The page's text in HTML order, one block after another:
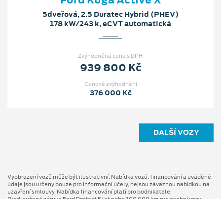
5dveřová, 2.5 Duratec Hybrid (PHEV)
178 kW/243 k, eCVT automatická
Zvýhodněná cena s DPH
939 800 Kč
Cenové zvýhodnění
376 000 Kč
DALŠÍ VOZY
Vyobrazení vozů může být ilustrativní. Nabídka vozů, financování a uváděné
údaje jsou určeny pouze pro informační účely, nejsou závaznou nabídkou na
uzavření smlouvy. Nabídka financování platí pro podnikatele.